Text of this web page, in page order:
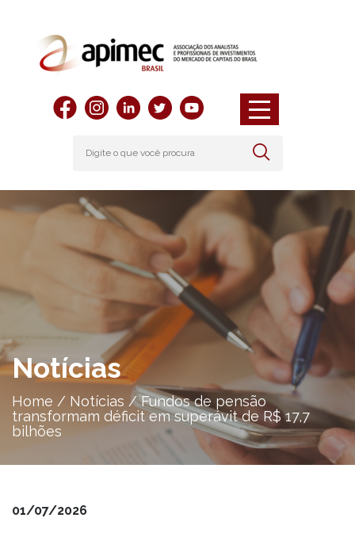
Notícias
Home / Notícias /Fundos de pensão
transformam déficit em superávit de R$ 17,7
bilhões
01/07/2026